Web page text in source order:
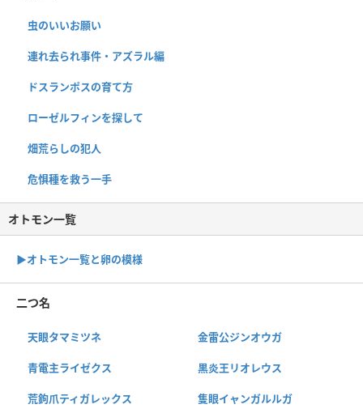
虫のいいお願い
連れ去られ事件・アズラル編
ドスランポスの育て方
ローゼルフィンを探して
畑荒らしの犯人
危惧種を救う一手
オトモン一覧
▶︎オトモン一覧と卵の模様
二つ名
天眼タマミツネ 金雷公ジンオウガ
青電主ライゼクス 黒炎王リオレウス
荒鉤爪ティガレックス 隻眼イャンガルルガ